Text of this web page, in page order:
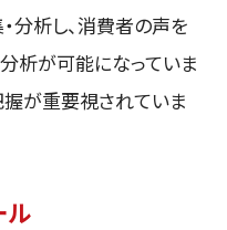
分析し、消費者の声を
析が可能になっていま
握が重要視されていま
ル